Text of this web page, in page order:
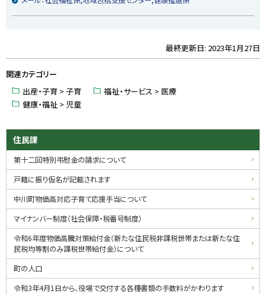
ッ
プ
に
戻
最終更新日: 2023年1月27日
関連カテゴリー
出産・子育 > 子育
福祉・サービス > 医療
健康・福祉 > 児童
サ
イ
ド
メ
ニ
ュ
ー
住民課
第十二回特別弔慰金の請求について
戸籍に振り仮名が記載されます
中川町物価高対応子育て応援手当について
マイナンバー制度（社会保障・税番号制度）
令和6年度物価高騰対策給付金（新たな住民税非課税世帯または新たな住
民税均等割のみ課税世帯給付金）について
町の人口
令和3年4月1日から、役場で交付する各種書類の手数料がかわります